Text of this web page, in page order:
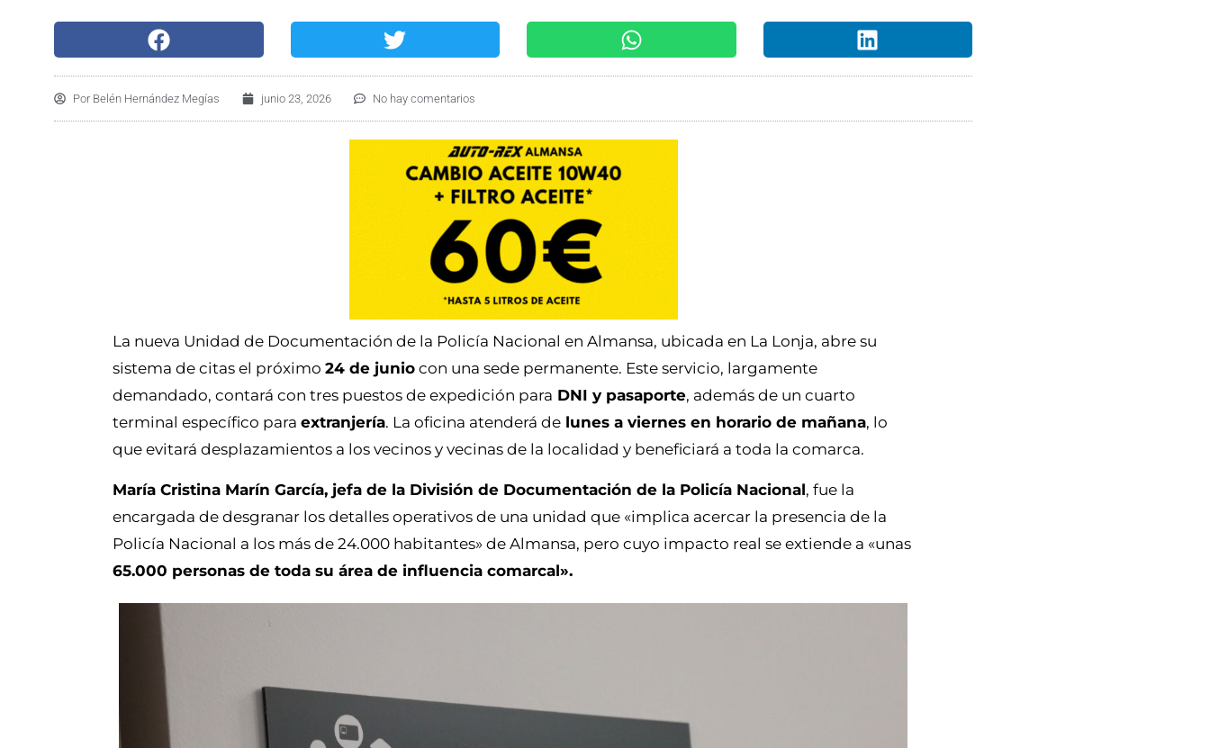
Por Belén Hernández Megías junio 23, 2026 No hay comentarios
La nueva Unidad de Documentación de la Policía Nacional en Almansa, ubicada en La Lonja, abre su
sistema de citas el próximo 24 de junio con una sede permanente. Este servicio, largamente
demandado, contará con tres puestos de expedición para DNI y pasaporte, además de un cuarto
terminal específico para extranjería. La oficina atenderá de lunes a viernes en horario de mañana, lo
que evitará desplazamientos a los vecinos y vecinas de la localidad y beneficiará a toda la comarca.
María Cristina Marín García, jefa de la División de Documentación de la Policía Nacional, fue la
encargada de desgranar los detalles operativos de una unidad que «implica acercar la presencia de la
Policía Nacional a los más de 24.000 habitantes» de Almansa, pero cuyo impacto real se extiende a «unas
65.000 personas de toda su área de influencia comarcal».